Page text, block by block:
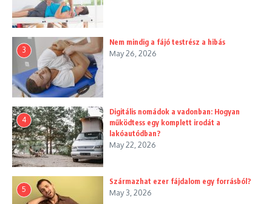
3
Nem mindig a fájó testrész a hibás
May 26, 2026
4
Digitális nomádok a vadonban: Hogyan
működtess egy komplett irodát a
lakóautódban?
May 22, 2026
5
Származhat ezer fájdalom egy forrásból?
May 3, 2026